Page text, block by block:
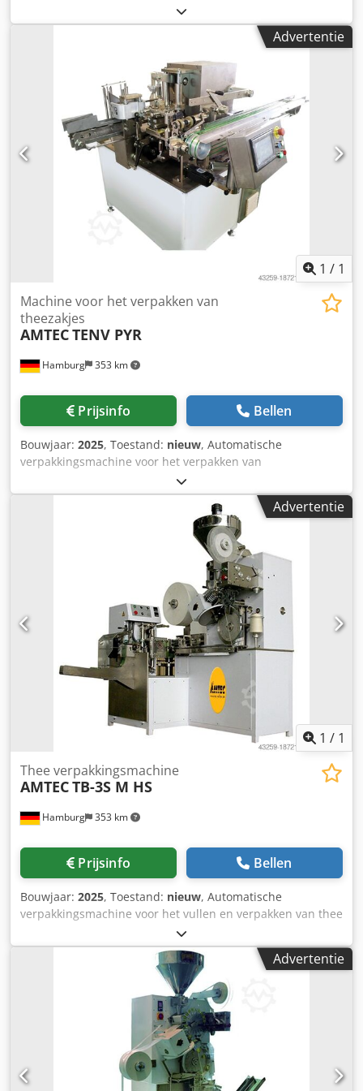
theezakjes, inclusief volumetrische doseereenheid. Ook
geschikt voor platte theezakjes. Zakvormmethode:
ultrasoon lassen. Het etiket en de draad moeten al in de
folie verwerkt zijn. - Specificaties: max.
machinecyclussnelheid bij stationair draaien: 50 cycli per
minuut; Doseervolume: 5~40 cm³; Capaciteit theezakje: 1,5-
10 g; Afmetingen theezakjes: Piramidezakjes: 50 / 60 / 70 /
80 mm; Platte tas LxB: 50x50 / 60×58 / 70×65 / 80×72mm;
Rolbreedte van zakmateriaal: 120 / 140 / 160 / 180 mm;
geschikt tasmateriaal: P.E.T / non-woven stof / nylon stof;
Voeding: 220V, 50/60Hz; Stroomverbruik: 1,2 kW;
benodigde perslucht: 0,6 MPa; Persluchtverbruik:
100l/min; Afmetingen machine LxBxH: 924x1130x2100mm;
Gewicht: 420 kg. Cjdsv Nm Tkopfx Aflerf
Advertentie
1 / 1
Hamburg 353 km
Machine voor het verpakken van
theezakjes
AMTECTENV PYR
Prijsinfo Bellen
Bouwjaar: 2025, Toestand: nieuw, Automatische
verpakkingsmachine voor het verpakken van
piramidevormige theezakjes en ook platte theezakjes zoals
enkel- en dubbelkamerzakjes in 3-kant sealzakken.
Distributie van gestapelde en getelde zakken. Er kunnen 5
zakken in groepen worden afgegeven; PLC-gestuurd,
bediening via touchmonitor. - Specificaties: max.
machinecyclussnelheid bij stationair draaien: 50 cycli per
minuut; Afmetingen 3-kant sealzak LxB: 95x90mm
(standaard), optioneel: 85x80 / 105x100mm; Materiaal 3-
kant sealzak: hitte-sealbare composietfolie (BOPP20/VM-
PET12/PE40, papier/P.E, OPP20/Pearl35); geschikte
filmdikte: 55~90µm; Stroomvoorziening: 220V;
Stroomverbruik: 2,1 kW; benodigde perslucht: 0,6 MPa;
Persluchtverbruik: 200 l/min; Afmetingen machine LxBxH:
2700x1450x1300mm. Crsdpfxjv Nm Tqe Aflsf
Advertentie
1 / 1
Hamburg 353 km
Thee verpakkingsmachine
AMTECTB-3S M HS
Prijsinfo Bellen
Bouwjaar: 2025, Toestand: nieuw, Automatische
verpakkingsmachine voor het vullen en verpakken van thee
in theezakjes met één kamer en vervolgens het verpakken
in zakjes met driezijdige verzegeling. Inclusief
volumedispenser en etiketteersysteem voor het
aanbrengen van de draad met etiket. Het etiketteren
gebeurt aan beide zijden (etiketdraad en draadzak) door
middel van hittesealen. Apparaat voor het gegroepeerd
afgeven van zakken. PLC-gestuurd, bediening via
touchmonitor. - Specificaties: max. machinecyclussnelheid
bij stationair draaien: 110 cycli per minuut; Doseervolume:
max. 6cm³; Afmetingen theezakje LxB: 62,5x50mm; Breedte
Advertentie